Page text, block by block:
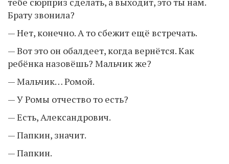
Брату звонила?
— Нет, конечно. А то сбежит ещё встречать.
— Вот это он обалдеет, когда вернётся. Как
ребёнка назовёшь? Мальчик же?
— Мальчик… Ромой.
— У Ромы отчество то есть?
— Есть, Александрович.
— Папкин, значит.
— Папкин.